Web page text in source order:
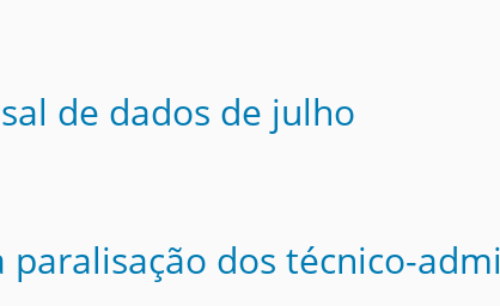
de dados de julho
dos técnico-